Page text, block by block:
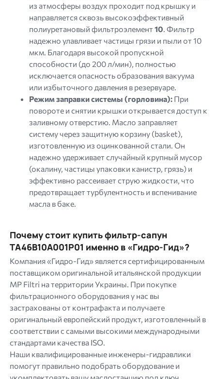
из атмосферы воздух проходит под крышку и
направляется сквозь высокоэффективный
полиуретановый фильтроэлемент10 . Фильтр
надежно улавливает частицы грязи и пыли от 10
мкм. Благодаря высокой пропускной
способности (до 200 л/мин), полностью
исключается опасность образования вакуума
или избыточного давления в резервуаре.
Режим заправки системы (горловина): При
повороте и снятии крышки открывается доступ к
заливному отверстию. Масло заправляет
систему через защитную корзину (basket),
изготовленную из оцинкованной стали. Он
надежно удерживает случайный крупный мусор
(окалину, частицы упаковки канистр, грязь) и
эффективно рассеивает струю жидкости, что
предотвращает турбулентность и вспенивание
масла в баке.
Почему стоит купить фильтр-сапун
TA46B10A001P01 именно в «Гидро-Гид»?
Компания «Гидро-Гид» является сертифицированным
поставщиком оригинальной итальянской продукции
MP Filtri на территории Украины. При покупке
фильтрационного оборудования у нас вы
застрахованы от контрафакта и получаете
оригинальный европейский продукт, изготовленный в
соответствии с самыми высокими международными
стандартами качества ISO.
Наши квалифицированные инженеры-гидравлики
помогут правильно подобрать оборудование и